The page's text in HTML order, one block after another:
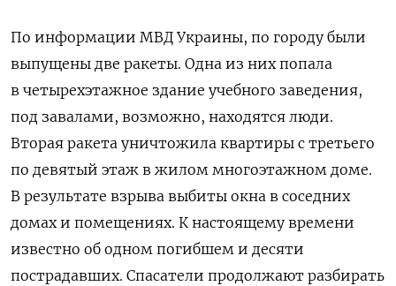
По информации МВД Украины, по городу были
выпущены две ракеты. Одна из них попала
в четырехэтажное здание учебного заведения,
под завалами, возможно, находятся люди.
Вторая ракета уничтожила квартиры с третьего
по девятый этаж в жилом многоэтажном доме.
В результате взрыва выбиты окна в соседних
домах и помещениях. К настоящему времени
известно об одном погибшем и десяти
пострадавших. Спасатели продолжают разбирать